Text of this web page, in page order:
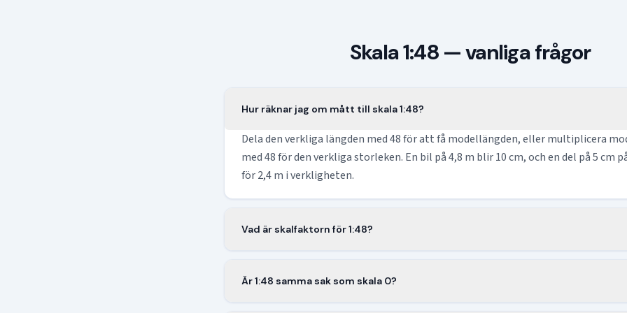
Skala 1:48 — vanliga frågor
Hur räknar jag om mått till skala 1:48?
Dela den verkliga längden med 48 för att få modellängden, eller multiplicera
med 48 för den verkliga storleken. En bil på 4,8 m blir 10 cm, och en del på 5 cm
för 2,4 m i verkligheten.
Vad är skalfaktorn för 1:48?
storleken i skala 1:48. Faktorn är densamma oavsett om du mäter i millimeter,
Är 1:48 samma sak som skala 0?